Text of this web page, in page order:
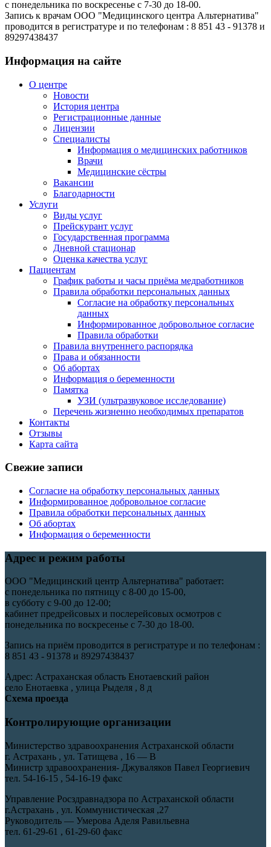
с понедельника по воскресенье с 7-30 до 18-00.
Запись к врачам ООО "Медицинского центра Альтернатива"
проводится в регистратуре и по телефонам : 8 851 43 - 91378 и
89297438437
Информация на сайте
О центре
Новости
История центра
Регистрационные данные
Лицензии
Специалисты
Информация о медицинских работников
Врачи
Медицинские сёстры
Вакансии
Благодарности
Услуги
Виды услуг
Прейскурант услуг
Государственная программа
Дневной стационар
Оценка качества услуг
Пациентам
График работы и часы приёма медработников
Правила обработки персональных данных
Согласие на обработку персональных
данных
Информированное добровольное согласие
Правила обработки
Правила внутреннего распорядка
Права и обязанности
Об абортах
Информация о беременности
Памятка
УЗИ (ультразвуковое исследование)
Перечень жизненно необходимых препаратов
Контакты
Отзывы
Карта сайта
Свежие записи
Согласие на обработку персональных данных
Информированное добровольное согласие
Правила обработки персональных данных
Об абортах
Информация о беременности
Адрес и режим работы
ООО "Медицинский центр Альтернатива" работает:
с понедельника по пятницу с 8-00 до 15-00,
в субботу с 9-00 до 12-00;
кабинет предрейсовых и послерейсовых осмотров с
понедельника по воскресенье с 7-30 до 18-00.
Запись на приём проводится в регистратуре и по телефонам :
8 851 43 - 91378 и 89297438437
Адрес: Астраханская область Енотаевский район
село Енотаевка , улица Рыделя , 8 д
Схема проезда
Контролирующие организации
Министерство здравоохранения Астраханской области
г. Астрахань , ул. Татищева , 16 — В
Министр здравоохранения- Джуваляков Павел Георгиевич
тел. 54-16-15 , 54-16-19 факс
Управление Росздравнадзора по Астраханской области
г.Астрахань , ул. Коммунистическая ,27
Руководитель — Умерова Аделя Равильевна
тел. 61-29-61 , 61-29-60 факс